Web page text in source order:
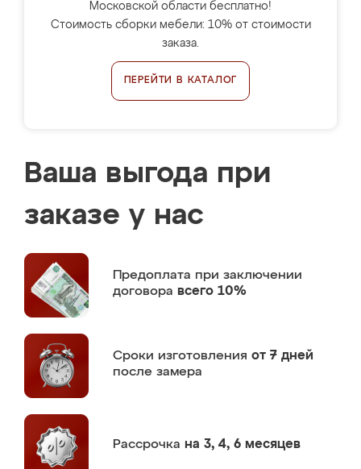
Московской области бесплатно!
Стоимость сборки мебели: 10% от стоимости
заказа.
ПЕРЕЙТИ В КАТАЛОГ
Ваша выгода при
заказе у нас
Предоплата при заключении
договора всего 10%
Сроки изготовления от 7 дней
после замера
Рассрочка на 3, 4, 6 месяцев